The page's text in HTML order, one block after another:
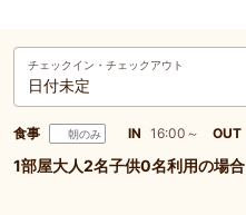
チェックイン・ チェックアウト
日付未定
食事 朝のみ IN 16:00～ OUT
1部屋大人2名子供0名利用の場合